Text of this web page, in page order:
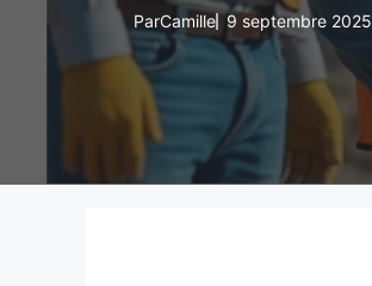
ParCamille 9 septembre 2025